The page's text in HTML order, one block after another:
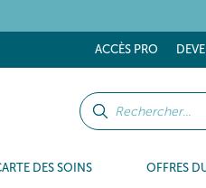
ACCÈS PRO
DES SOINS OFFRES